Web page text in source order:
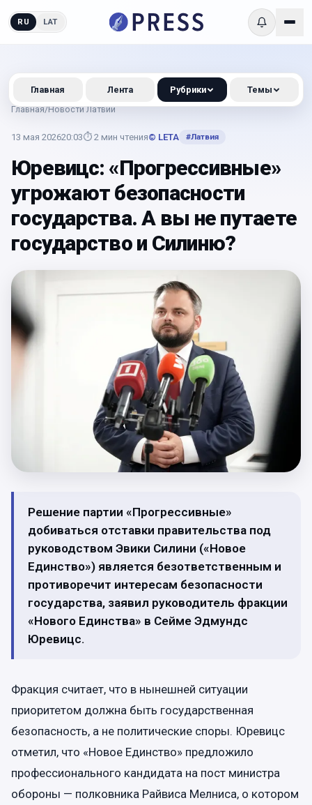
RU LAT
Главная/Новости Латвии
13 мая 202620:03⏱ 2 мин чтения© LETA #Латвия
Юревицс: «Прогрессивные»
угрожают безопасности
государства. А вы не путаете
государство и Силиню?
Решение партии «Прогрессивные»
добиваться отставки правительства под
руководством Эвики Силини («Новое
Единство») является безответственным и
противоречит интересам безопасности
государства, заявил руководитель фракции
«Нового Единства» в Сейме Эдмундс
Юревицс.
Фракция считает, что в нынешней ситуации
приоритетом должна быть государственная
безопасность, а не политические споры. Юревицс
отметил, что «Новое Единство» предложило
профессионального кандидата на пост министра
обороны — полковника Райвиса Мелниса, о котором
Главная Лента Рубрики Темы